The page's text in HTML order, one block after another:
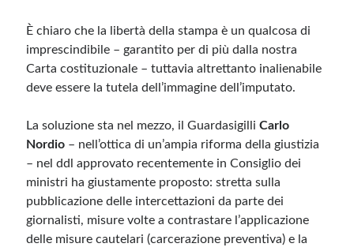
È chiaro che la libertà della stampa è un qualcosa di
imprescindibile – garantito per di più dalla nostra
Carta costituzionale – tuttavia altrettanto inalienabile
deve essere la tutela dell’immagine dell’imputato.
La soluzione sta nel mezzo, il GuardasigilliCarlo
Nordio – nell’ottica di un’ampia riforma della giustizia
– nel ddl approvato recentemente in Consiglio dei
ministri ha giustamente proposto: stretta sulla
pubblicazione delle intercettazioni da parte dei
giornalisti, misure volte a contrastare l’applicazione
delle misure cautelari (carcerazione preventiva) e la